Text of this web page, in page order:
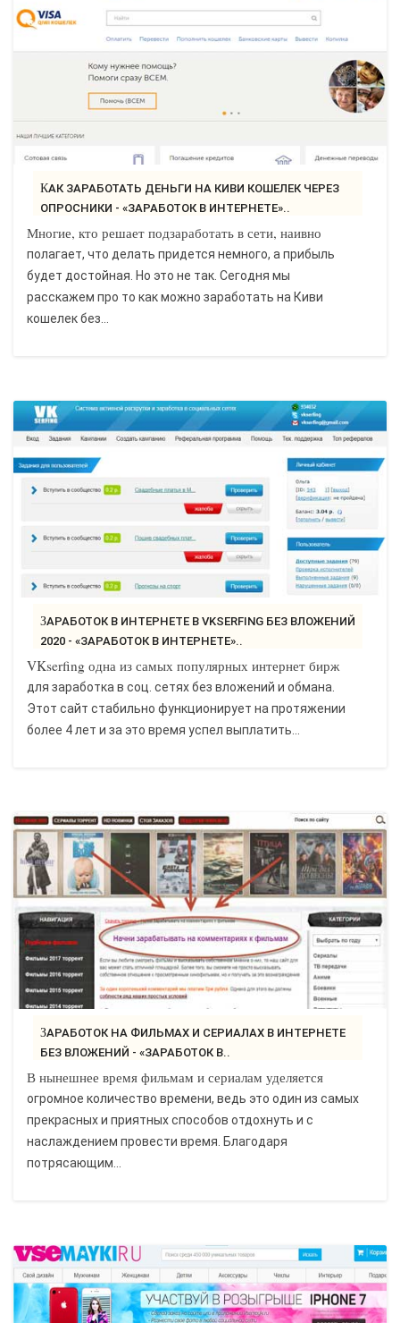
КАК ЗАРАБОТАТЬ ДЕНЬГИ НА КИВИ КОШЕЛЕК ЧЕРЕЗ
ОПРОСНИКИ - «ЗАРАБОТОК В ИНТЕРНЕТЕ»..
Многие, кто решает подзаработать в сети, наивно
полагает, что делать придется немного, а прибыль
будет достойная. Но это не так. Сегодня мы
расскажем про то как можно заработать на Киви
кошелек без...
ЗАРАБОТОК В ИНТЕРНЕТЕ В VKSERFING БЕЗ ВЛОЖЕНИЙ
2020 - «ЗАРАБОТОК В ИНТЕРНЕТЕ»..
VKserfing одна из самых популярных интернет бирж
для заработка в соц. сетях без вложений и обмана.
Этот сайт стабильно функционирует на протяжении
более 4 лет и за это время успел выплатить...
ЗАРАБОТОК НА ФИЛЬМАХ И СЕРИАЛАХ В ИНТЕРНЕТЕ
БЕЗ ВЛОЖЕНИЙ - «ЗАРАБОТОК В..
В нынешнее время фильмам и сериалам уделяется
огромное количество времени, ведь это один из самых
прекрасных и приятных способов отдохнуть и с
наслаждением провести время. Благодаря
потрясающим...